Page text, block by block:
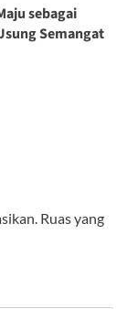
sebagai
Semangat
Ruas yang